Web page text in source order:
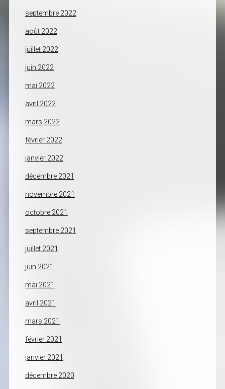
septembre 2022
août 2022
juillet 2022
juin 2022
mai 2022
avril 2022
mars 2022
février 2022
janvier 2022
décembre 2021
novembre 2021
octobre 2021
septembre 2021
juillet 2021
juin 2021
mai 2021
avril 2021
mars 2021
février 2021
janvier 2021
décembre 2020